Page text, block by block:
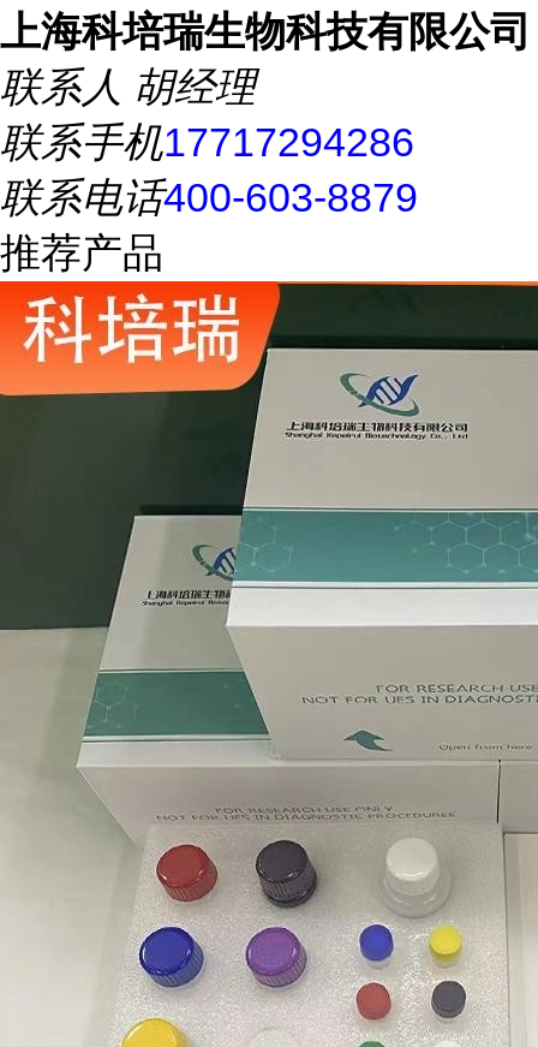
上海科培瑞生物科技有限公司
联系人 胡经理
联系手机17717294286
联系电话400-603-8879
推荐产品